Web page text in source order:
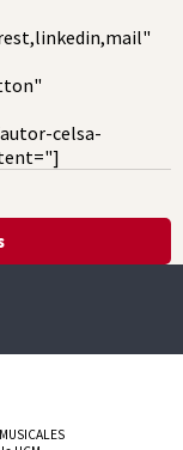
celsa-